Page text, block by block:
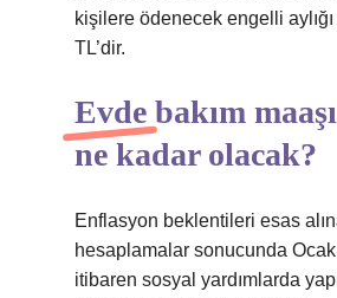
kişilere ödenecek engelli
TL’dir.
Evde bakım
ne kadar olacak?
Enflasyon beklentileri esas
hesaplamalar sonucunda Ocak
itibaren sosyal yardımlarda